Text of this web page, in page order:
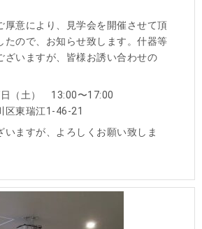
厚意により、見学会を開催させて頂
たので、お知らせ致します。什器等
ざいますが、皆様お誘い合わせの
（土） 13:00〜17:00
区東瑞江1-46-21
いますが、よろしくお願い致しま